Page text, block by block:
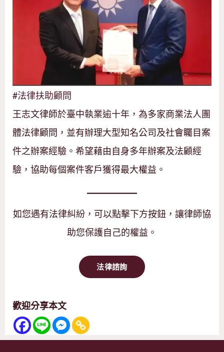
#法律扶助顧問
王志文律師於臺中執業逾十年，為多家商業法人團
體法律顧問，並有辦理大型知名公司及社會矚目案
件之辦案經驗。希望藉由自身多年辦案及法顧經
驗，協助每個案件客戶獲得最大權益。
如您遇有法律糾紛，可以點擊下方按鈕，讓律師協
助您保護自己的權益。
法律諮詢
歡迎分享本文